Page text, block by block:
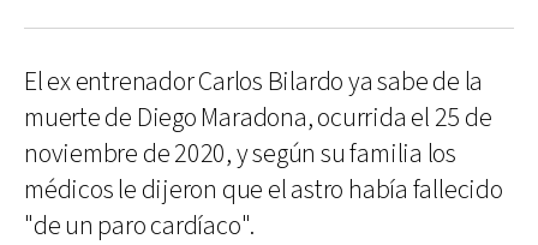
El ex entrenador Carlos Bilardo ya sabe de la
muerte de Diego Maradona, ocurrida el 25 de
noviembre de 2020, y según su familia los
médicos le dijeron que el astro había fallecido
"de un paro cardíaco".